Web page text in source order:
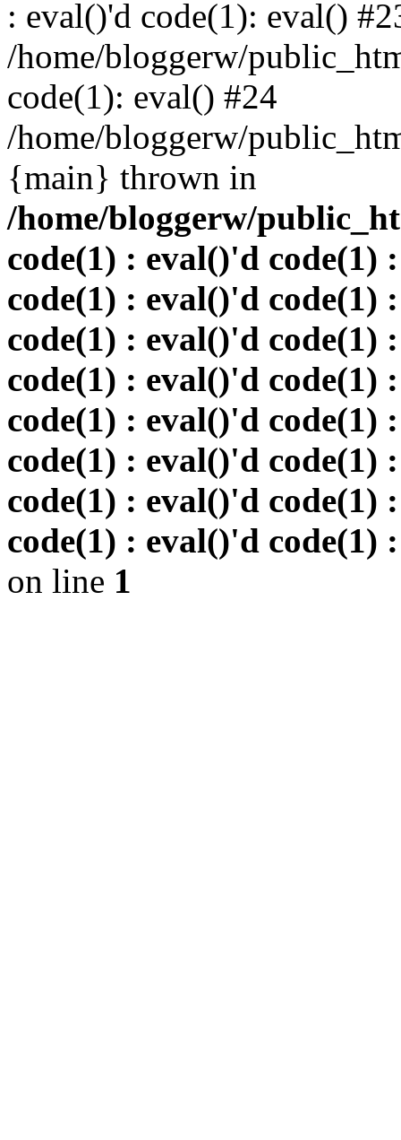
: eval()'d code(1): eval()
/home/bloggerw/
code(1): eval() #24
/home/bloggerw/
{main} thrown in
/home/bloggerw/
code(1) : eval()'d code(1)
code(1) : eval()'d code(1)
code(1) : eval()'d code(1)
code(1) : eval()'d code(1)
code(1) : eval()'d code(1)
code(1) : eval()'d code(1)
code(1) : eval()'d code(1)
code(1) : eval()'d code(1)
on line 1